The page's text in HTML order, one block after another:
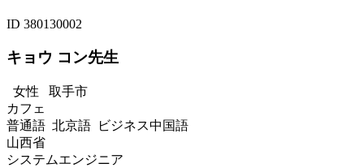
ID 380130002
キョウ コン先生
女性 取手市
カフェ
普通語 北京語 ビジネス中国語
山西省
システムエンジニア